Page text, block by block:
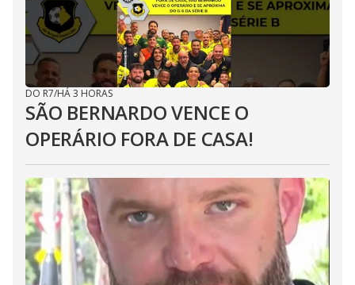
DO R7/HÁ 3 HORAS
SÃO BERNARDO VENCE O
OPERÁRIO FORA DE CASA!